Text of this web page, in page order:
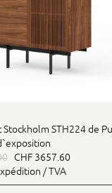
STH224 de
CHF 3657.60
/ TVA